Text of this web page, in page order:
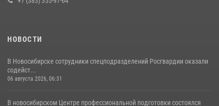
НОВОСТИ
В Новосибирске сотрудники спецподразделений Росгвардии оказали
содейст...
06 августа 2026, 06:31
В новосибирском Центре профессиональной подготовки состоялся